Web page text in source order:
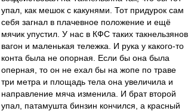
упал, как мешок с какунями. Тот придурок сам
себя загнал в плачевное положение и ещё
мячик упустил. У нас в КФС таких такнельзянов
вагон и маленькая тележка. И рука у какого-то
конта была не опорная. Если бы она была
оперная, то он не ехал бы на жопе по траве
три метра и площадь тела она увеличила и
направление мяча изменила. И брат второй
упал, патамушта бинзин кончился, а красный